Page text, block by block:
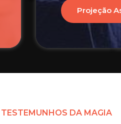
Projeção
TESTEMUNHOS DA MAGIA